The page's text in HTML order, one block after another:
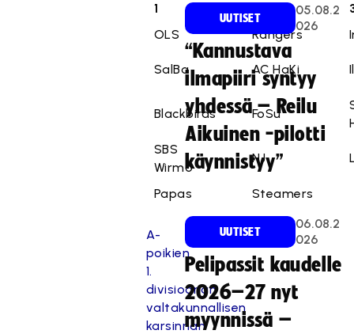
1
OLS
Rangers
SalBa AC HaKi
Blackbirds FoSu
SBS
Wirmo
NJ
Papas Steamers
A-
poikien
1.
divisioonan
valtakunnallisen
karsinnan
UUTISET
05.08.2
026
“Kannustava
ilmapiiri syntyy
yhdessä – Reilu
Aikuinen -pilotti
käynnistyy”
UUTISET
06.08.2
026
Pelipassit kaudelle
2026–27 nyt
myynnissä –